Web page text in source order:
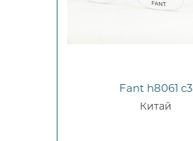
Fant h8061 c3
Китай